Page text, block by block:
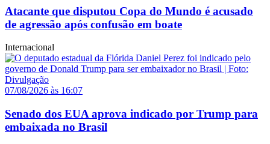
Atacante que disputou Copa do Mundo é acusado
de agressão após confusão em boate
Internacional
07/08/2026 às 16:07
Senado dos EUA aprova indicado por Trump para
embaixada no Brasil